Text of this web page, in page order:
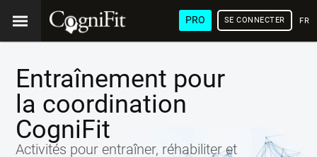
PRO SE CONNECTER
Entraînement pour
la coordination
CogniFit
Activités pour entraîner, réhabiliter et